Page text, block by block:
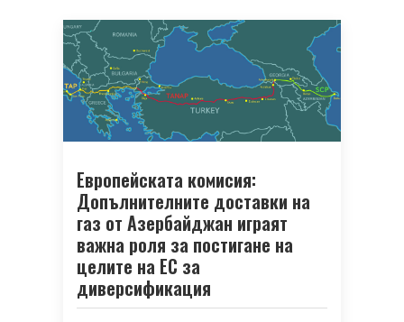
Европейската комисия:
Допълнителните доставки на
газ от Азербайджан играят
важна роля за постигане на
целите на ЕС за
диверсификация